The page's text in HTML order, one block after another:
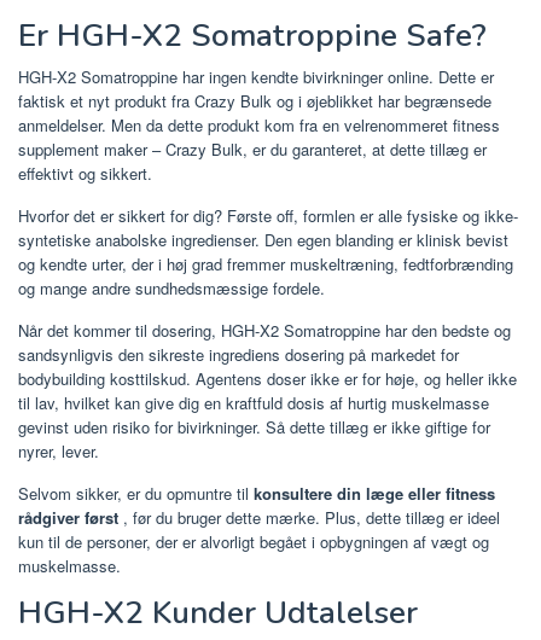
Er HGH-X2 Somatroppine Safe?
HGH-X2 Somatroppine har ingen kendte bivirkninger online. Dette er
faktisk et nyt produkt fra Crazy Bulk og i øjeblikket har begrænsede
anmeldelser. Men da dette produkt kom fra en velrenommeret fitness
supplement maker – Crazy Bulk, er du garanteret, at dette tillæg er
effektivt og sikkert.
Hvorfor det er sikkert for dig? Første off, formlen er alle fysiske og ikke-
syntetiske anabolske ingredienser. Den egen blanding er klinisk bevist
og kendte urter, der i høj grad fremmer muskeltræning, fedtforbrænding
og mange andre sundhedsmæssige fordele.
Når det kommer til dosering, HGH-X2 Somatroppine har den bedste og
sandsynligvis den sikreste ingrediens dosering på markedet for
bodybuilding kosttilskud. Agentens doser ikke er for høje, og heller ikke
til lav, hvilket kan give dig en kraftfuld dosis af hurtig muskelmasse
gevinst uden risiko for bivirkninger. Så dette tillæg er ikke giftige for
nyrer, lever.
Selvom sikker, er du opmuntre til konsultere din læge eller fitness
rådgiver først , før du bruger dette mærke. Plus, dette tillæg er ideel
kun til de personer, der er alvorligt begået i opbygningen af vægt og
muskelmasse.
HGH-X2 Kunder Udtalelser